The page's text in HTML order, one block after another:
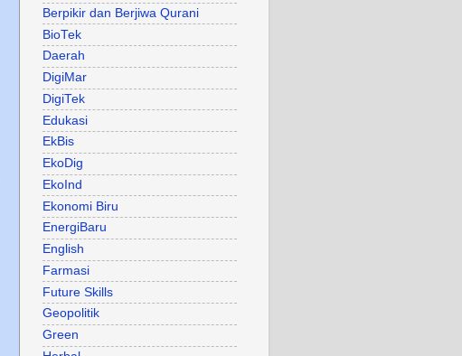
Berpikir dan Berjiwa Qurani
BioTek
Daerah
DigiMar
DigiTek
Edukasi
EkBis
EkoDig
EkoInd
Ekonomi Biru
EnergiBaru
English
Farmasi
Future Skills
Geopolitik
Green